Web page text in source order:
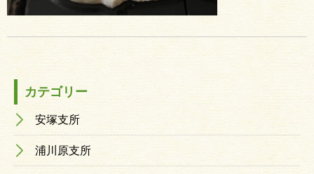
カテゴリー
安塚支所
浦川原支所